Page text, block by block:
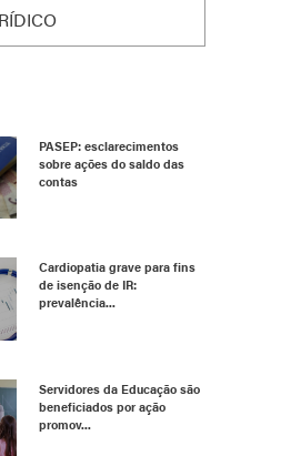
PASEP: esclarecimentos
sobre ações do saldo das
contas
Cardiopatia grave para fins
de isenção de IR:
prevalência...
Servidores da Educação são
beneficiados por ação
promov...